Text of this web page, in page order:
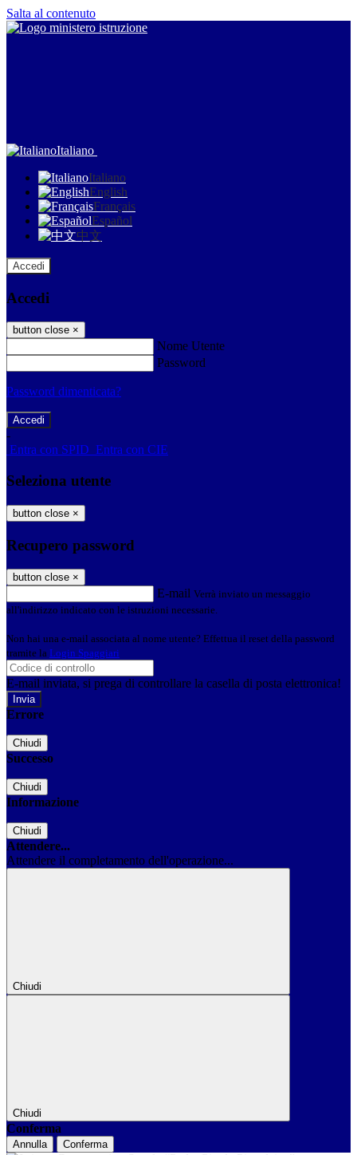
Salta al contenuto
Italiano
Italiano
English
Français
Español
中文
Accedi
Accedi
button close ×
Nome Utente
Password
Password dimenticata?
-
Entra con SPID Entra con CIE
Seleziona utente
button close ×
Recupero password
button close ×
E-mail Verrà inviato un messaggio
all'indirizzo indicato con le istruzioni necessarie.
Non hai una e-mail associata al nome utente? Effettua il reset della password
tramite la Login Spaggiari
E-mail inviata, si prega di controllare la casella di posta elettronica!
Errore
Chiudi
Successo
Chiudi
Informazione
Chiudi
Attendere...
Attendere il completamento dell'operazione...
Chiudi
Chiudi
Conferma
Annulla Conferma